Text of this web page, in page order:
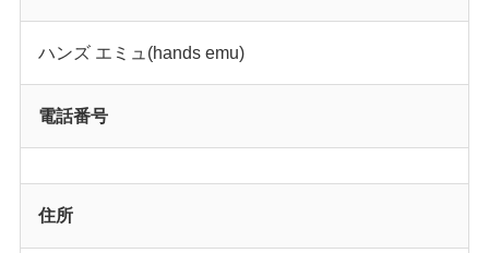
ハンズ エミュ(hands emu)
電話番号
住所